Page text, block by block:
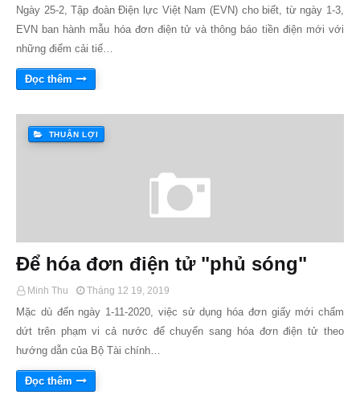
Ngày 25-2, Tập đoàn Điện lực Việt Nam (EVN) cho biết, từ ngày 1-3,
EVN ban hành mẫu hóa đơn điện tử và thông báo tiền điện mới với
những điểm cải tiế…
Đọc thêm
THUẬN LỢI
Để hóa đơn điện tử "phủ sóng"
Minh Thu Tháng 12 19, 2019
Mặc dù đến ngày 1-11-2020, việc sử dụng hóa đơn giấy mới chấm
dứt trên phạm vi cả nước để chuyển sang hóa đơn điện tử theo
hướng dẫn của Bộ Tài chính…
Đọc thêm